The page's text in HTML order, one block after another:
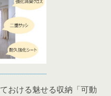
おける魅せる収納「可動